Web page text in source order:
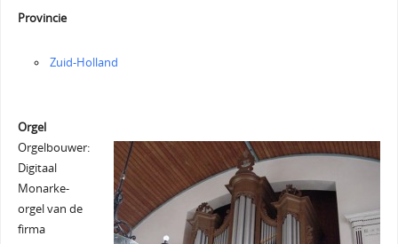
Provincie
Zuid-Holland
Orgel
Orgelbouwer:
Digitaal
Monarke-
orgel van de
firma